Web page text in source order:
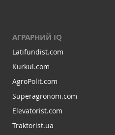
АГРАРНИЙ IQ
Latifundist.com
Kurkul.com
AgroPolit.com
Superagronom.com
Elevatorist.com
Traktorist.ua